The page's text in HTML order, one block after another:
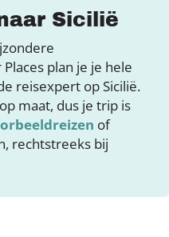
Sicilië
plan je je hele
reisexpert op Sicilië.
maat, dus je trip is
of
rechtstreeks bij